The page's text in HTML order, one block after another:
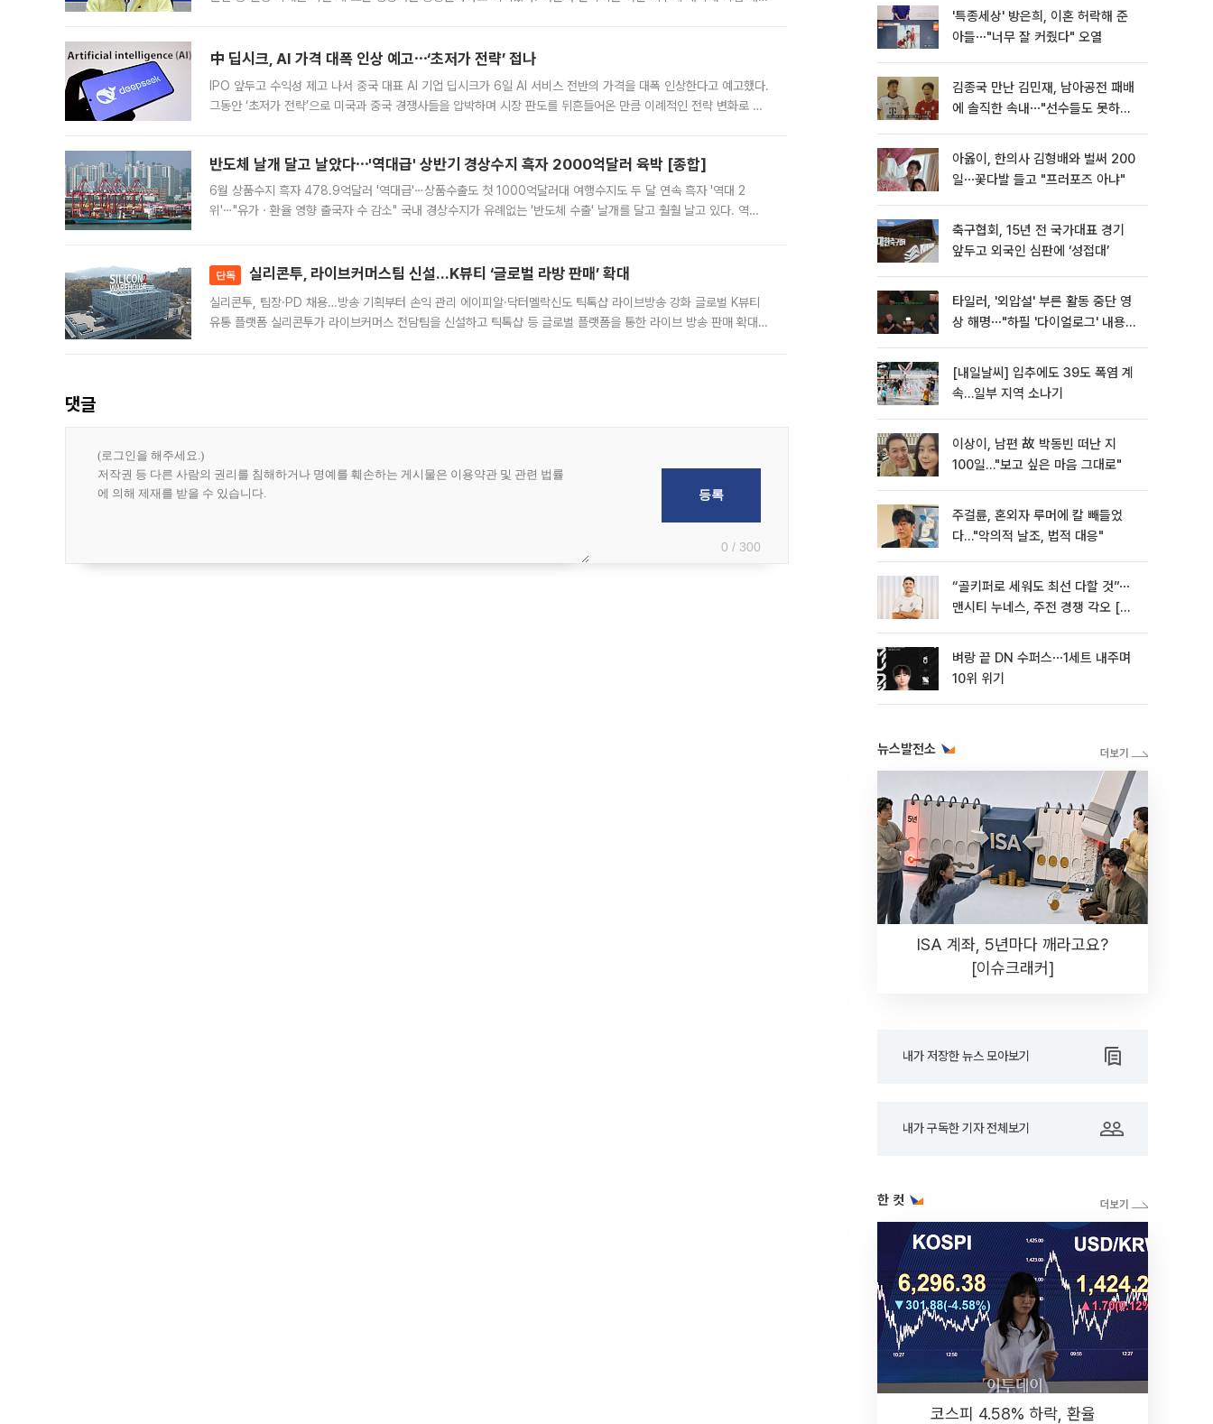
中 딥시크, AI 가격 대폭 인상 예고⋯‘초저가 전략’ 접나
IPO 앞두고 수익성 제고 나서 중국 대표 AI 기업 딥시크가 6일 AI 서비스 전반의 가격을 대폭 인상한다고 예고했다.
그동안 ‘초저가 전략’으로 미국과 중국 경쟁사들을 압박하며 시장 판도를 뒤흔들어온 만큼 이례적인 전략 변화로 평
반도체 날개 달고 날았다⋯'역대급' 상반기 경상수지 흑자 2000억달러 육박 [종합]
6월 상품수지 흑자 478.9억달러 '역대급'⋯상품수출도 첫 1000억달러대 여행수지도 두 달 연속 흑자 '역대 2
위'⋯"유가ㆍ환율 영향 출국자 수 감소" 국내 경상수지가 유례없는 '반도체 수출' 날개를 달고 훨훨 날고 있다. 역대
단독 실리콘투, 라이브커머스팀 신설…K뷰티 ‘글로벌 라방 판매’ 확대
실리콘투, 팀장·PD 채용…방송 기획부터 손익 관리 에이피알·닥터멜락신도 틱톡샵 라이브방송 강화 글로벌 K뷰티
유통 플랫폼 실리콘투가 라이브커머스 전담팀을 신설하고 틱톡샵 등 글로벌 플랫폼을 통한 라이브 방송 판매 확대에
댓글
0 / 300
'특종세상' 방은희, 이혼 허락해 준
아들⋯"너무 잘 커줬다" 오열
김종국 만난 김민재, 남아공전 패배
에 솔직한 속내⋯"선수들도 못하긴
아옳이, 한의사 김형배와 벌써 200
일⋯꽃다발 들고 "프러포즈 아냐"
축구협회, 15년 전 국가대표 경기
앞두고 외국인 심판에 ‘성접대’
타일러, '외압설' 부른 활동 중단 영
상 해명⋯"하필 '다이얼로그' 내용이
[내일날씨] 입추에도 39도 폭염 계
속…일부 지역 소나기
이상이, 남편 故 박동빈 떠난 지
100일…"보고 싶은 마음 그대로"
주걸륜, 혼외자 루머에 칼 빼들었
다…"악의적 날조, 법적 대응"
“골키퍼로 세워도 최선 다할 것”⋯
맨시티 누네스, 주전 경쟁 각오 [인
벼랑 끝 DN 수퍼스⋯1세트 내주며
10위 위기
뉴스발전소
ISA 계좌, 5년마다 깨라고요?
[이슈크래커]
내가 저장한 뉴스 모아보기
내가 구독한 기자 전체보기
한 컷
코스피 4.58% 하락, 환율